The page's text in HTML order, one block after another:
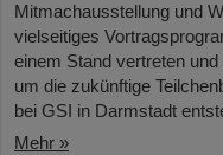
Mitmachausstellung und
vielseitiges
einem Stand vertreten
um die zukünftige
bei GSI in Darmstadt
Mehr »